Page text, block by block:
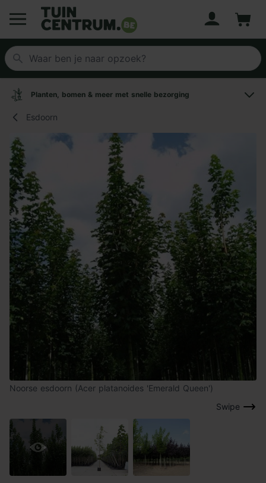
Logo Tuincentrum.be
Planten, bomen & meer met snelle bezorging
Esdoorn
Swipe
Noorse esdoorn (Acer platanoides 'Emerald Queen')